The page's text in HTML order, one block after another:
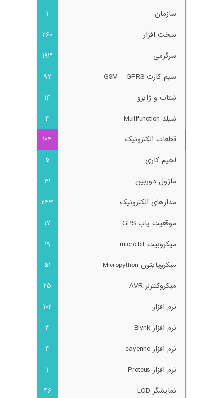
سازمان
1
سخت افزار
260
سرگرمی
193
سیم کارت GSM – GPRS
97
شتاب و ژایرو
14
شیلد Multifunction
4
قطعات الکترونیک
104
لحیم کاری
5
ماژول دوربین
31
مدارهای الکترونیک
243
موقعیت یاب GPS
17
میکروبیت micro:bit
19
میکروپایتون Micropython
51
میکروکنترلر AVR
25
نرم افزار
102
نرم افزار Blynk
3
نرم افزار cayenne
4
نرم افزار Proteus
1
نمایشگر LCD
46